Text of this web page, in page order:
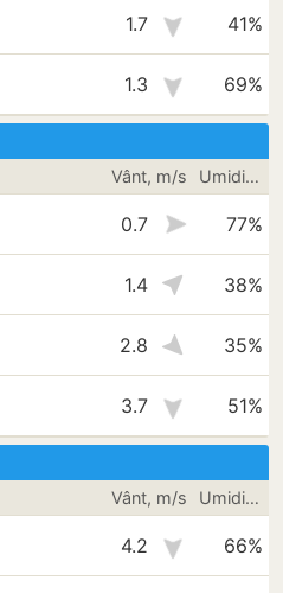
1.7 41%
1.3 69%
Vânt, m/s Umiditate
0.7 77%
1.4 38%
2.8 35%
3.7 51%
Vânt, m/s Umiditate
4.2 66%